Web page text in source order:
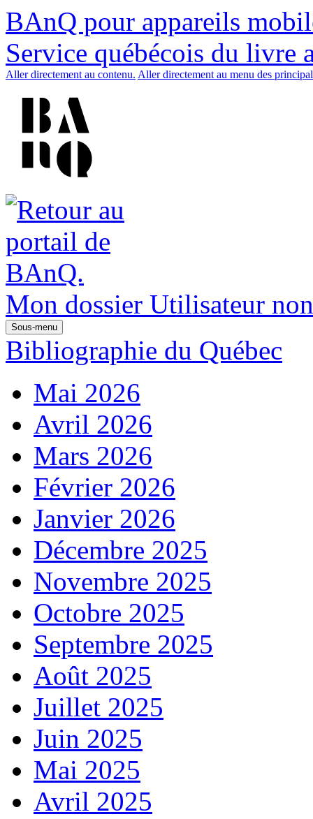
BAnQ pour appareils
Service québécois du livre
Aller directement au contenu. Aller directement au menu des
Mon dossier Utilisateur
Sous-menu
Bibliographie du Québec
Mai 2026
Avril 2026
Mars 2026
Février 2026
Janvier 2026
Décembre 2025
Novembre 2025
Octobre 2025
Septembre 2025
Août 2025
Juillet 2025
Juin 2025
Mai 2025
Avril 2025